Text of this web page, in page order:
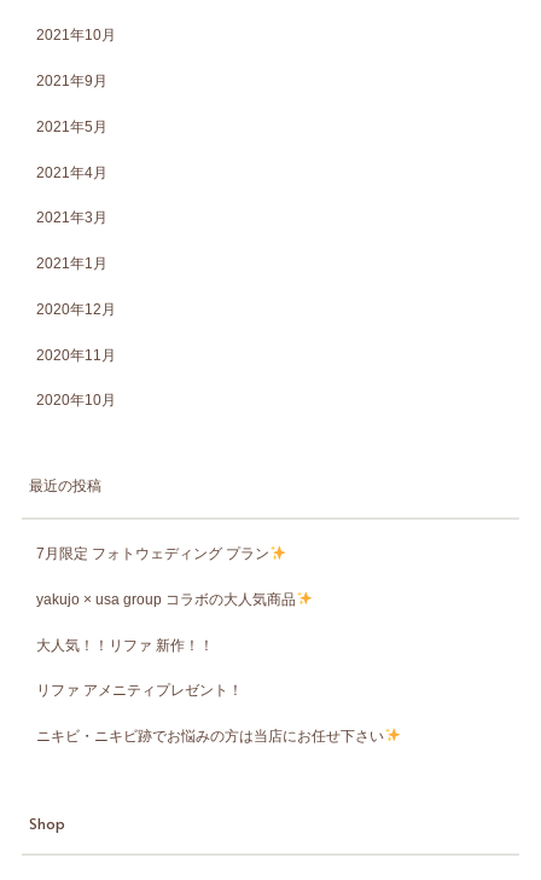
2021年10月
2021年9月
2021年5月
2021年4月
2021年3月
2021年1月
2020年12月
2020年11月
2020年10月
最近の投稿
7月限定 フォトウェディング プラン
yakujo × usa group コラボの大人気商品
大人気！！リファ 新作！！
リファ アメニティプレゼント！
ニキビ・ニキビ跡でお悩みの方は当店にお任せ下さい
Shop